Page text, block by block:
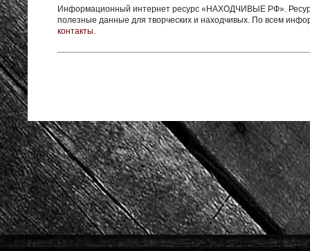
Информационный интернет ресурс «НАХОДЧИВЫЕ РФ».
полезные данные для творческих и находчивых. По всем
контакты.